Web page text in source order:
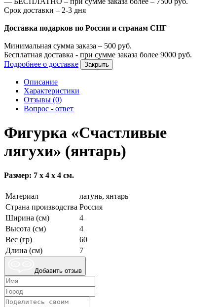
Срок доставки – 2-3 дня
Доставка подарков по России и странам СНГ
Минимальная сумма заказа – 500 руб.
Бесплатная доставка - при сумме заказа более 9000 руб.
Подробнее о доставке
Закрыть
Описание
Характеристики
Отзывы (0)
Вопрос - ответ
Фигурка «Счастливые
лягухи» (янтарь)
Размер: 7 х 4 х 4 см.
Материал
латунь, янтарь
Страна производства Россия
Ширина (см)
4
Высота (см)
4
Вес (гр)
60
Длина (см)
7
Добавить отзыв